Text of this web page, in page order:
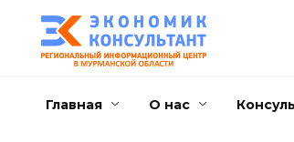
содержанию
Главная О нас